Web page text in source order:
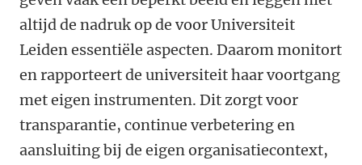
altijd de nadruk op de voor Universiteit
Leiden essentiële aspecten. Daarom monitort
en rapporteert de universiteit haar voortgang
met eigen instrumenten. Dit zorgt voor
transparantie, continue verbetering en
aansluiting bij de eigen organisatiecontext,